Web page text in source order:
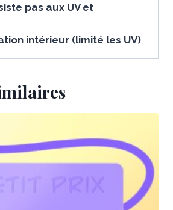
pas aux UV et
intérieur (limité les UV)